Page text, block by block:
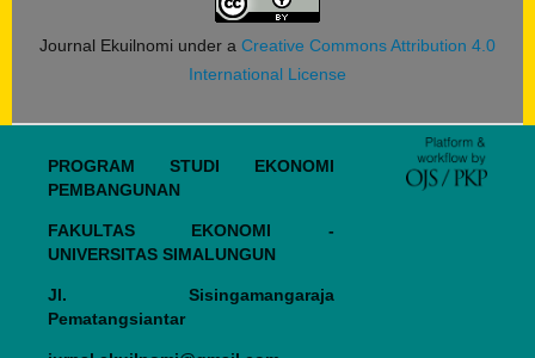
Journal Ekuilnomi under a Creative Commons Attribution 4.0
International License
PROGRAM STUDI EKONOMI
PEMBANGUNAN
FAKULTAS EKONOMI -
UNIVERSITAS SIMALUNGUN
Jl. Sisingamangaraja
Pematangsiantar